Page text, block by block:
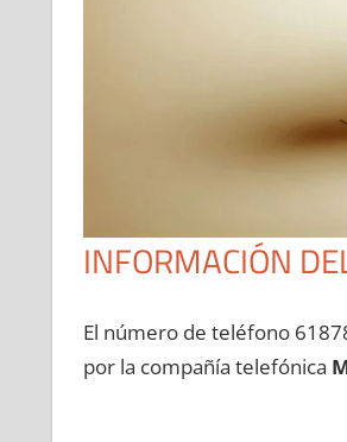
INFORMACIÓN
El número dе teléfono
pοr la compañía telefónica